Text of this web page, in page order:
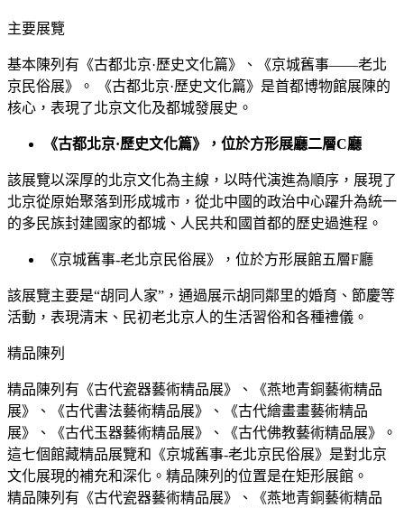
主要展覽
基本陳列有《古都北京·歷史文化篇》、《京城舊事——老北
京民俗展》。 《古都北京·歷史文化篇》是首都博物館展陳的
核心，表現了北京文化及都城發展史。
《古都北京·歷史文化篇》，位於方形展廳二層C廳
該展覽以深厚的北京文化為主線，以時代演進為順序，展現了
北京從原始聚落到形成城市，從北中國的政治中心躍升為統一
的多民族封建國家的都城、人民共和國首都的歷史過進程。
《京城舊事-老北京民俗展》，位於方形展館五層F廳
該展覽主要是“胡同人家”，通過展示胡同鄰里的婚育、節慶等
活動，表現清末、民初老北京人的生活習俗和各種禮儀。
精品陳列
精品陳列有《古代瓷器藝術精品展》、《燕地青銅藝術精品
展》、《古代書法藝術精品展》、《古代繪畫畫藝術精品
展》、《古代玉器藝術精品展》、《古代佛教藝術精品展》。
這七個館藏精品展覽和《京城舊事-老北京民俗展》是對北京
文化展現的補充和深化。精品陳列的位置是在矩形展館。
精品陳列有《古代瓷器藝術精品展》、《燕地青銅藝術精品